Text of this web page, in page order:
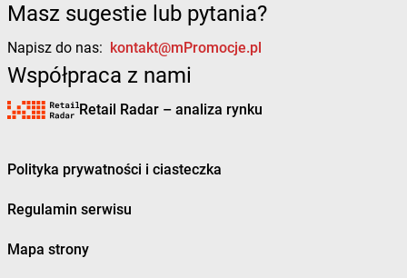
Masz sugestie lub pytania?
Napisz do nas: kontakt@mPromocje.pl
Współpraca z nami
Retail Radar – analiza rynku
Polityka prywatności i ciasteczka
Regulamin serwisu
Mapa strony